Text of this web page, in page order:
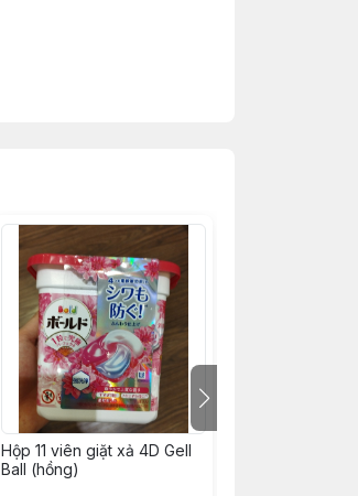
Hộp 11 viên giặt xả 4D Gell
Ball (hồng)